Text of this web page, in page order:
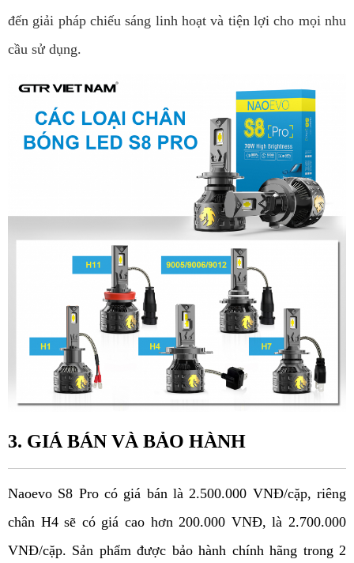
đến giải pháp chiếu sáng linh hoạt và tiện lợi cho mọi nhu
cầu sử dụng.
3. GIÁ BÁN VÀ BẢO HÀNH
Naoevo S8 Pro có giá bán là 2.500.000 VNĐ/cặp, riêng
chân H4 sẽ có giá cao hơn 200.000 VNĐ, là 2.700.000
VNĐ/cặp. Sản phẩm được bảo hành chính hãng trong 2